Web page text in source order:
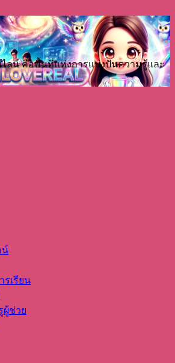
ไลน์ คือพื้นที่แห่งการแบ่งปันความรู้และ
น์
รเรียน
ผู้ช่วย